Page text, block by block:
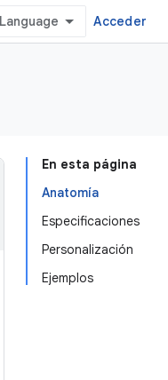
Acceder
En esta página
Anatomía
Especificaciones
Personalización
Ejemplos